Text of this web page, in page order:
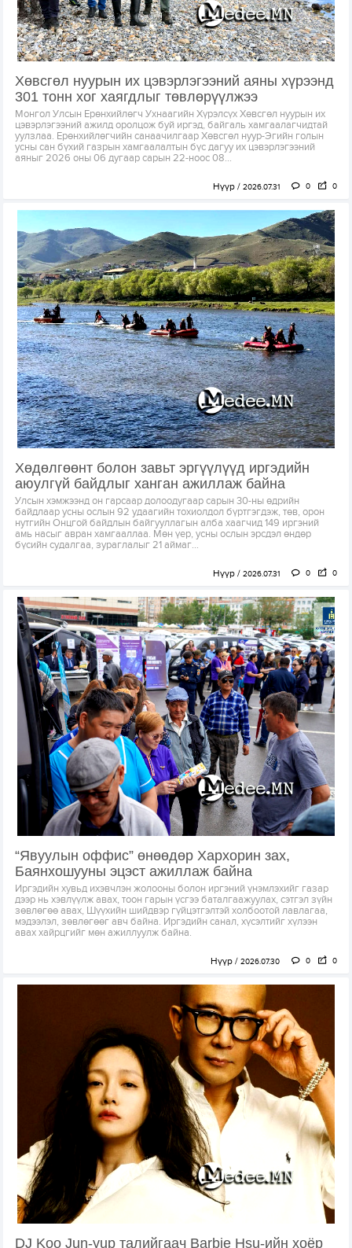
Хөвсгөл нуурын их цэвэрлэгээний аяны хүрээнд
301 тонн хог хаягдлыг төвлөрүүлжээ
Монгол Улсын Ерөнхийлөгч Ухнаагийн Хүрэлсүх Хөвсгөл нуурын их
цэвэрлэгээний ажилд оролцож буй иргэд, байгаль хамгаалагчидтай
уулзлаа. Ерөнхийлөгчийн санаачилгаар Хөвсгөл нуур-Эгийн голын
усны сан бүхий газрын хамгаалалтын бүс дагуу их цэвэрлэгээний
аяныг 2026 оны 06 дугаар сарын 22-ноос 08...
Нүүр 2026.07.31 0 0
Хөдөлгөөнт болон завьт эргүүлүүд иргэдийн
аюулгүй байдлыг ханган ажиллаж байна
Улсын хэмжээнд он гарсаар долоодугаар сарын 30-ны өдрийн
байдлаар усны ослын 92 удаагийн тохиолдол бүртгэгдэж, төв, орон
нутгийн Онцгой байдлын байгууллагын алба хаагчид 149 иргэний
амь насыг авран хамгааллаа. Мөн үер, усны ослын эрсдэл өндөр
бүсийн судалгаа, зураглалыг 21 аймаг...
Нүүр 2026.07.31 0 0
“Явуулын оффис” өнөөдөр Хархорин зах,
Баянхошууны эцэст ажиллаж байна
Иргэдийн хувьд ихэвчлэн жолооны болон иргэний үнэмлэхийг газар
дээр нь хэвлүүлж авах, тоон гарын үсгээ баталгаажуулах, сэтгэл зүйн
зөвлөгөө авах, Шүүхийн шийдвэр гүйцэтгэлтэй холбоотой лавлагаа,
мэдээлэл, зөвлөгөөг авч байна. Иргэдийн санал, хүсэлтийг хүлээн
авах хайрцгийг мөн ажиллуулж байна.
Нүүр 2026.07.30 0 0
DJ Koo Jun-yup талийгаач Barbie Hsu-ийн хоёр